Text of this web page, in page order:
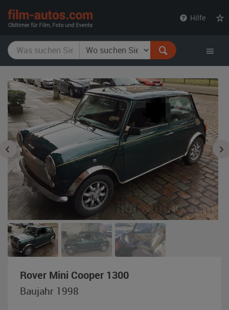
Hilfe
Rover Mini Cooper 1300,
Baujahr 1998